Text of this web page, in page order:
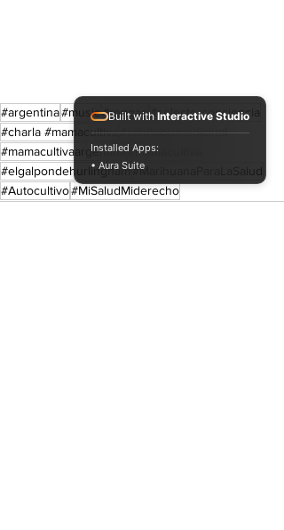
#argentina#music#reggae#selectorconciencia
#charla #mamacultiva#cannabismedicinal
#mamacultivaargentina#mamacultiva
#elgalpondehurlingham#MarihuanaParaLaSalud
#Autocultivo#MiSaludMiderecho
Built with Interactive Studio
Installed Apps:
• Aura Suite